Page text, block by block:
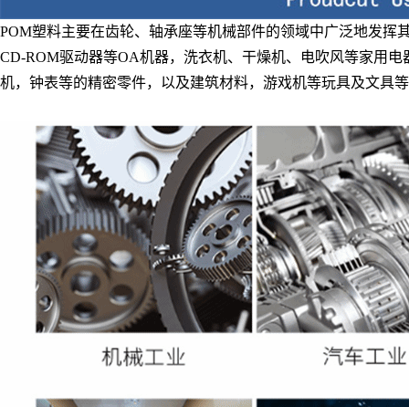
POM塑料主要在齿轮、轴承座等机械部件的领域中广泛地发
CD-ROM驱动器等OA机器，洗衣机、干燥机、电吹风等家用
机，钟表等的精密零件，以及建筑材料，游戏机等玩具及文具